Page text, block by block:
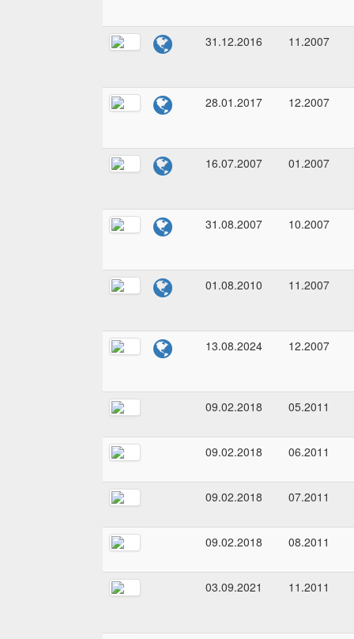
31.12.2016 11.2007
28.01.2017 12.2007
16.07.2007 01.2007
31.08.2007 10.2007
01.08.2010 11.2007
13.08.2024 12.2007
09.02.2018 05.2011
09.02.2018 06.2011
09.02.2018 07.2011
09.02.2018 08.2011
03.09.2021 11.2011